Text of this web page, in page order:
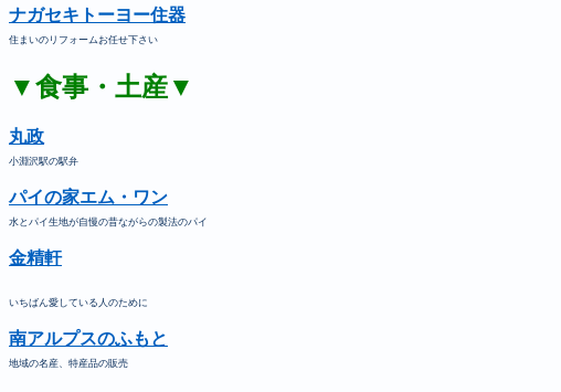
ナガセキトーヨー住器
住まいのリフォームお任せ下さい
▼食事・土産▼
丸政
小淵沢駅の駅弁
パイの家エム・ワン
水とパイ生地が自慢の昔ながらの製法のパイ
金精軒
いちばん愛している人のために
南アルプスのふもと
地域の名産、特産品の販売